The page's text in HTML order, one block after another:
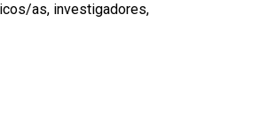
as, investigadores,